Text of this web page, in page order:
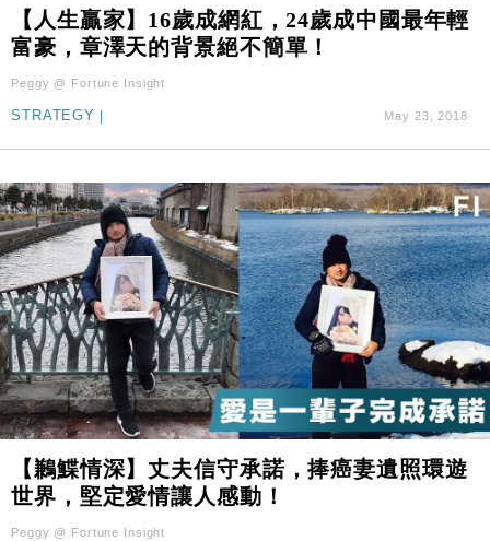
【人生贏家】16歲成網紅，24歲成中國最年輕
富豪，章澤天的背景絕不簡單！
Peggy @ Fortune Insight
STRATEGY May 23, 2018
【鶼鰈情深】丈夫信守承諾，捧癌妻遺照環遊
世界，堅定愛情讓人感動！
Peggy @ Fortune Insight